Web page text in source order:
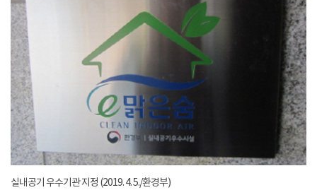
실내공기 우수기관 지정 (2019. 4. 5./환경부)